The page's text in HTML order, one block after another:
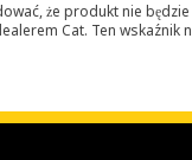
że produkt nie
Cat. Ten